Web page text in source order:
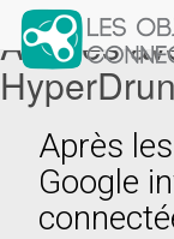
Articles
Après
Google